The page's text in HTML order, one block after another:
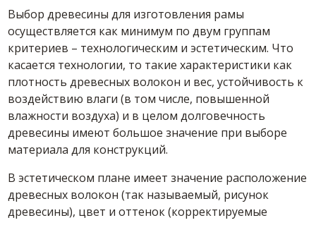
Выбор древесины для изготовления рамы
осуществляется как минимум по двум группам
критериев – технологическим и эстетическим. Что
касается технологии, то такие характеристики как
плотность древесных волокон и вес, устойчивость к
воздействию влаги (в том числе, повышенной
влажности воздуха) и в целом долговечность
древесины имеют большое значение при выборе
материала для конструкций.
В эстетическом плане имеет значение расположение
древесных волокон (так называемый, рисунок
древесины), цвет и оттенок (корректируемые